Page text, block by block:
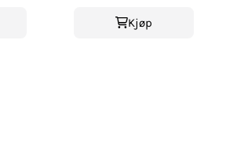
Kjøp